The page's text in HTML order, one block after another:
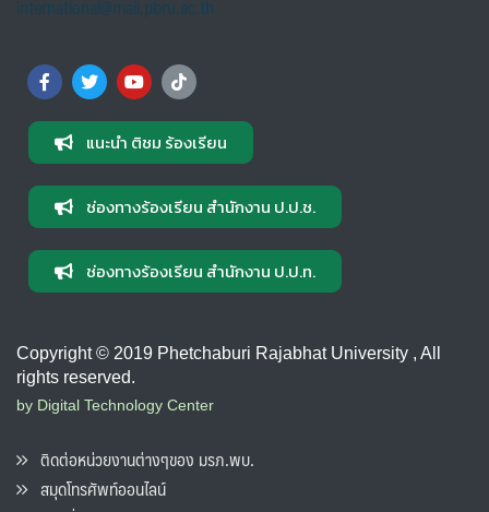
international@mail.pbru.ac.th
แนะนำ ติชม ร้องเรียน
ช่องทางร้องเรียน สำนักงาน ป.ป.ช.
ช่องทางร้องเรียน สำนักงาน ป.ป.ท.
Copyright © 2019 Phetchaburi Rajabhat University , All
rights reserved.
by Digital Technology Center
ติดต่อหน่วยงานต่างๆของ มรภ.พบ.
สมุดโทรศัพท์ออนไลน์